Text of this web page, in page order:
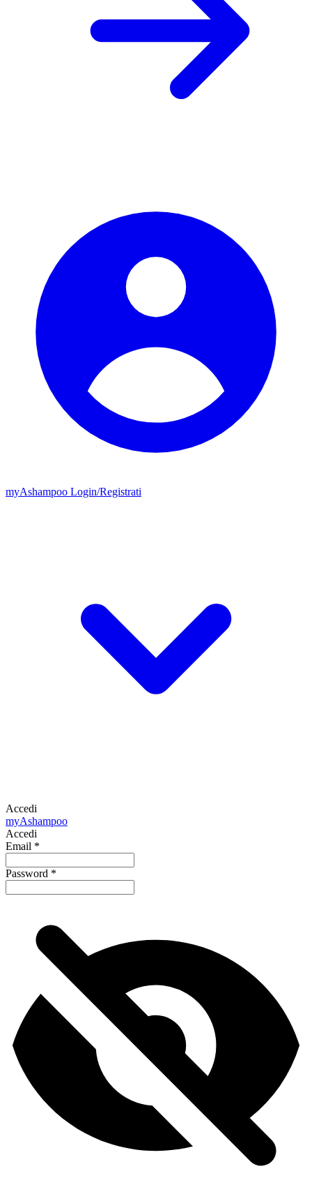
myAshampoo Login/Registrati
Accedi
myAshampoo
Accedi
Email *
Password *